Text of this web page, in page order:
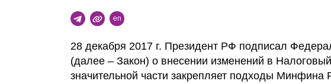
Новости
Карьера
История компании
en
28 декабря 2017 г. Президент РФ подписал
(далее – Закон) о внесении изменений в
значительной части закрепляет подходы Минфина